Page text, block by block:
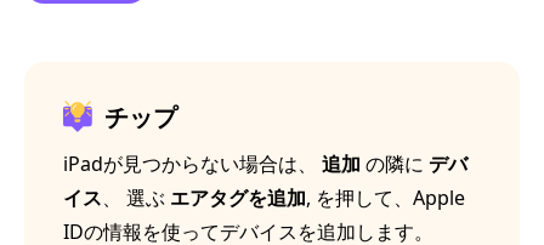
チップ
iPadが見つからない場合は、 追加 の隣に デバ
イス、 選ぶ エアタグを追加, を押して、Apple
IDの情報を使ってデバイスを追加します。